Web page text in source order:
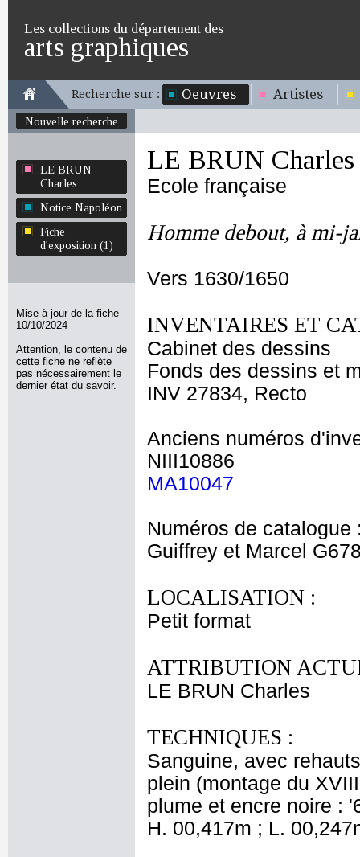
Les collections du département des
arts graphiques
Recherche sur : Oeuvres Artistes
Nouvelle recherche
LE BRUN
Charles
Notice Napoléon
Fiche
d'exposition (1)
Mise à jour de la fiche
10/10/2024
Attention, le contenu de
cette fiche ne reflète
pas nécessairement le
dernier état du savoir.
LE BRUN Charles
Ecole française
Homme debout, à mi-
Vers 1630/1650
INVENTAIRES ET
Cabinet des dessins
Fonds des dessins et
INV 27834, Recto
Anciens numéros
NIII10886
MA10047
Numéros de catalogue
Guiffrey et Marcel
LOCALISATION :
Petit format
ATTRIBUTION
LE BRUN Charles
TECHNIQUES :
Sanguine, avec
plein (montage du
plume et encre noire :
H. 00,417m ; L.